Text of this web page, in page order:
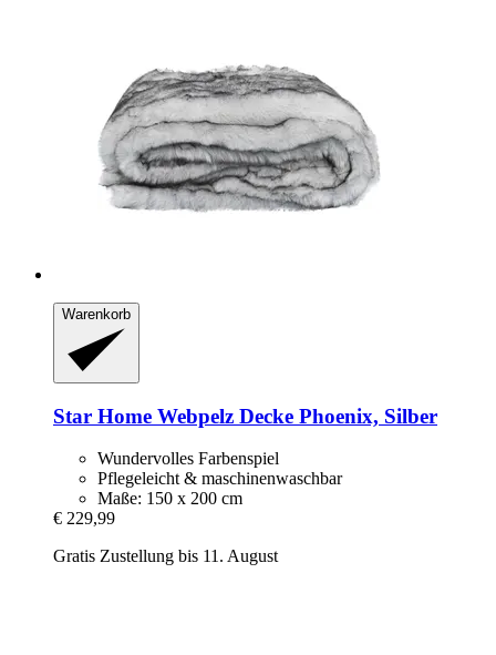
Warenkorb
Star Home Webpelz Decke Phoenix, Silber
Wundervolles Farbenspiel
Pflegeleicht & maschinenwaschbar
Maße: 150 x 200 cm
€ 229,99
Gratis Zustellung bis 11. August